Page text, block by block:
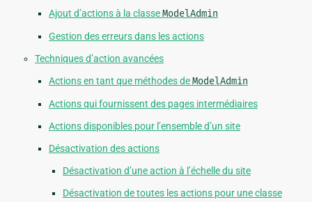
Ajout d’actions à la classeModelAdmin
Gestion des erreurs dans les actions
Techniques d’action avancées
Actions en tant que méthodes deModelAdmin
Actions qui fournissent des pages intermédiaires
Actions disponibles pour l’ensemble d’un site
Désactivation des actions
Désactivation d’une action à l’échelle du site
Désactivation de toutes les actions pour une classe